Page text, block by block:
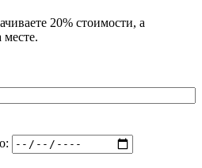
20% стоимости, а
месте.